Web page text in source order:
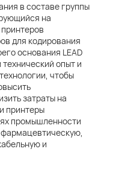
в составе группы
на
для кодирования
основания LEAD
опыт и
чтобы
затраты на
принтеры
промышленности
и